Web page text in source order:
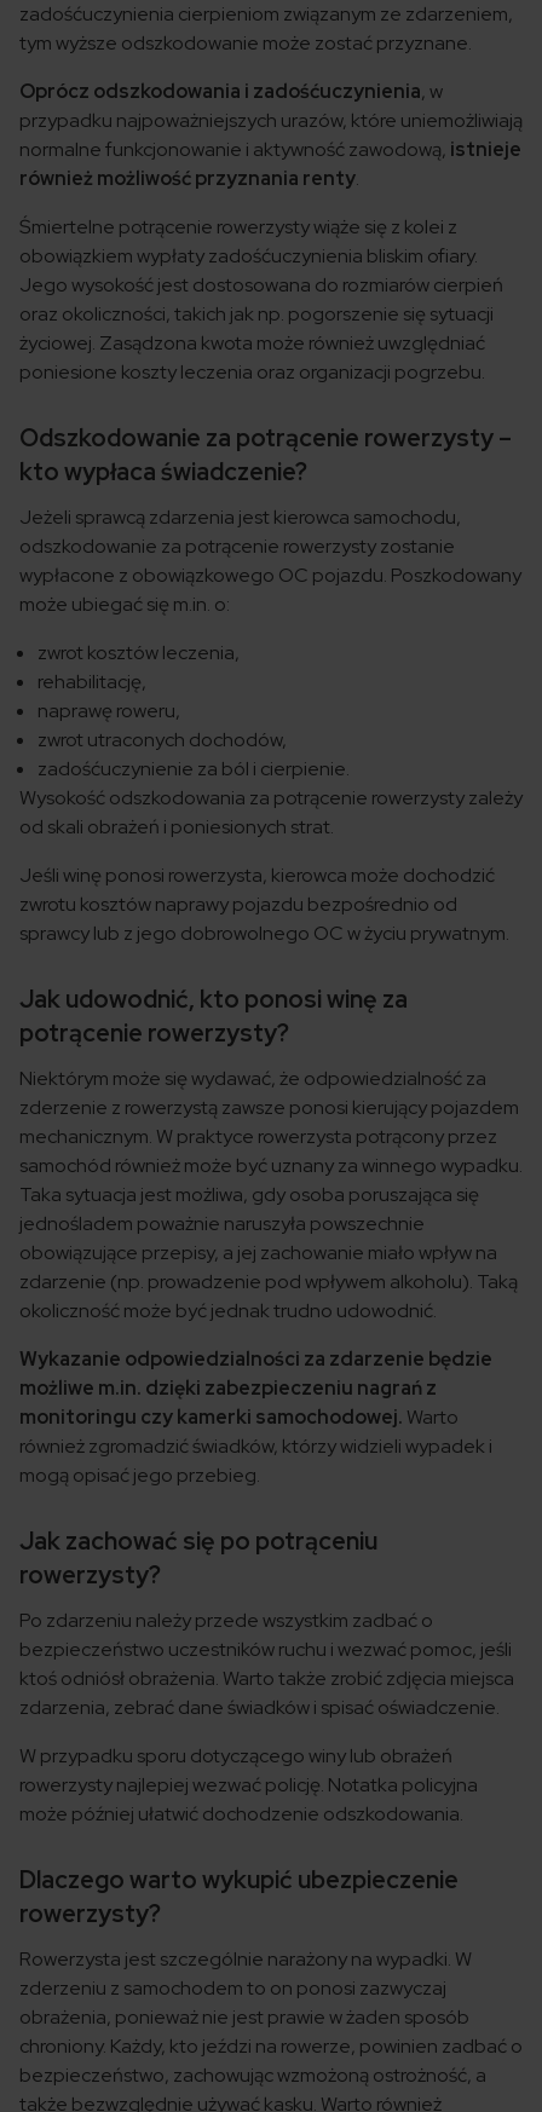
zadośćuczynienia cierpieniom związanym ze zdarzeniem,
tym wyższe odszkodowanie może zostać przyznane.
Oprócz odszkodowania i zadośćuczynienia, w
przypadku najpoważniejszych urazów, które uniemożliwiają
normalne funkcjonowanie i aktywność zawodową, istnieje
również możliwość przyznania renty.
Śmiertelne potrącenie rowerzysty wiąże się z kolei z
obowiązkiem wypłaty zadośćuczynienia bliskim ofiary.
Jego wysokość jest dostosowana do rozmiarów cierpień
oraz okoliczności, takich jak np. pogorszenie się sytuacji
życiowej. Zasądzona kwota może również uwzględniać
poniesione koszty leczenia oraz organizacji pogrzebu.
Odszkodowanie za potrącenie rowerzysty –
kto wypłaca świadczenie?
Jeżeli sprawcą zdarzenia jest kierowca samochodu,
odszkodowanie za potrącenie rowerzysty zostanie
wypłacone z obowiązkowego OC pojazdu. Poszkodowany
może ubiegać się m.in. o:
zwrot kosztów leczenia,
rehabilitację,
naprawę roweru,
zwrot utraconych dochodów,
zadośćuczynienie za ból i cierpienie.
Wysokość odszkodowania za potrącenie rowerzysty zależy
od skali obrażeń i poniesionych strat.
Jeśli winę ponosi rowerzysta, kierowca może dochodzić
zwrotu kosztów naprawy pojazdu bezpośrednio od
sprawcy lub z jego dobrowolnego OC w życiu prywatnym.
Jak udowodnić, kto ponosi winę za
potrącenie rowerzysty?
Niektórym może się wydawać, że odpowiedzialność za
zderzenie z rowerzystą zawsze ponosi kierujący pojazdem
mechanicznym. W praktyce rowerzysta potrącony przez
samochód również może być uznany za winnego wypadku.
Taka sytuacja jest możliwa, gdy osoba poruszająca się
jednośladem poważnie naruszyła powszechnie
obowiązujące przepisy, a jej zachowanie miało wpływ na
zdarzenie (np. prowadzenie pod wpływem alkoholu). Taką
okoliczność może być jednak trudno udowodnić.
Wykazanie odpowiedzialności za zdarzenie będzie
możliwe m.in. dzięki zabezpieczeniu nagrań z
monitoringu czy kamerki samochodowej. Warto
również zgromadzić świadków, którzy widzieli wypadek i
mogą opisać jego przebieg.
Jak zachować się po potrąceniu
rowerzysty?
Po zdarzeniu należy przede wszystkim zadbać o
bezpieczeństwo uczestników ruchu i wezwać pomoc, jeśli
ktoś odniósł obrażenia. Warto także zrobić zdjęcia miejsca
zdarzenia, zebrać dane świadków i spisać oświadczenie.
W przypadku sporu dotyczącego winy lub obrażeń
rowerzysty najlepiej wezwać policję. Notatka policyjna
może później ułatwić dochodzenie odszkodowania.
Dlaczego warto wykupić ubezpieczenie
rowerzysty?
Rowerzysta jest szczególnie narażony na wypadki. W
zderzeniu z samochodem to on ponosi zazwyczaj
obrażenia, ponieważ nie jest prawie w żaden sposób
chroniony. Każdy, kto jeździ na rowerze, powinien zadbać o
bezpieczeństwo, zachowując wzmożoną ostrożność, a
także bezwzględnie używać kasku. Warto również